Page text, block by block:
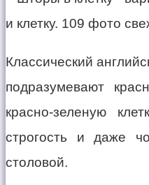
Классический
подразумевают
красно-зеленую
строгость и даже
столовой.